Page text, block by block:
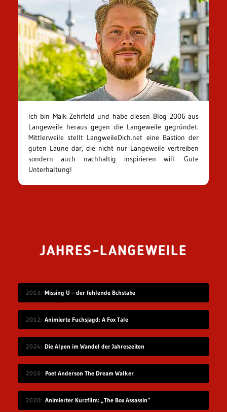
Ich bin Maik Zehrfeld und habe diesen Blog 2006 aus
Langeweile heraus gegen die Langeweile gegründet.
Mittlerweile stellt LangweileDich.net eine Bastion der
guten Laune dar, die nicht nur Langeweile vertreiben
sondern auch nachhaltig inspirieren will. Gute
Unterhaltung!
JAHRES-LANGEWEILE
2013 Missing U – der fehlende Bchstabe
2012 Animierte Fuchsjagd: A Fox Tale
2024 Die Alpen im Wandel der Jahreszeiten
2016 Poet Anderson The Dream Walker
2020 Animierter Kurzfilm: „The Box Assassin“